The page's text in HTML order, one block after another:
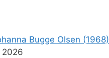
Bugge Olsen (1968)
2026